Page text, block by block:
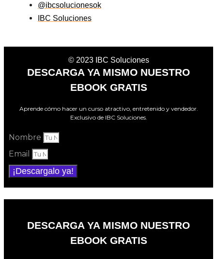
@ibcsolucionesok
IBC Soluciones
© 2023 IBC Soluciones
DESCARGA YA MISMO NUESTRO
EBOOK GRATIS
Aprende cómo hacer un curso atractivo, entretenido y vendedor.
Exclusivo de IBC Soluciones.
Nombre
Email
¡Descargalo ya!
DESCARGA YA MISMO NUESTRO
EBOOK GRATIS